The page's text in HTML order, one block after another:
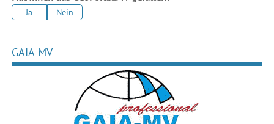
Ja Nein
GAIA-MV